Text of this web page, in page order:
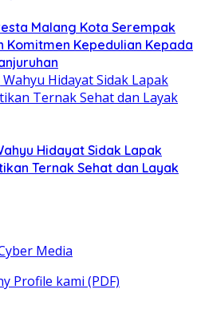
Malang Kota Serempak
Komitmen Kepedulian Kepada
Hidayat Sidak Lapak
Ternak Sehat dan Layak
Profile kami (PDF)